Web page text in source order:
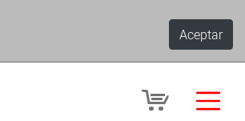
Aceptar